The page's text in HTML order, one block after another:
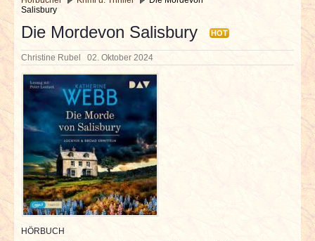
NEUESTE ARTIKEL
NEWS & DATES
BERICHTE
VERLOSUNGEN
INTERVIEWS
SPECIALS
REDAKTION
Salisbury
Die Mordevon Salisbury HOT
Christine Rubel 02. Oktober 2024
HÖRBUCH